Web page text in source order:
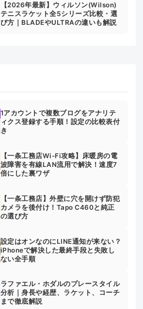
【2026年最新】ウィルソン(Wilson)
テニスラケット全5シリーズ比較・選
び方｜BLADEやULTRAの違いも解説
1アカウントで複数ブログをアナリテ
ィクス登録する手順！設定の比較表付
き
【一条工務店Wi-Fi攻略】床暖房の電
波障害を有線LAN流用で解決！速度7
倍にした裏ワザ
【一条工務店】外壁に穴を開けず防犯
カメラを後付け！Tapo C460と純正
の選び方
設定はオンなのにLINE通知が来ない？
iPhoneで解決した最終手段と失敗し
ない全手順
ラファエル・ホダルのプレースタイル
分析｜身長や経歴、ラケット、コーチ
まで徹底解説